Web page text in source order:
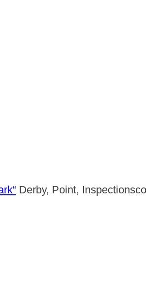
Derby, Point,